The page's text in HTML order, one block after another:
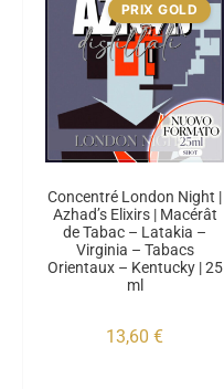
PRIX GOLD
Concentré London Night |
Azhad’s Elixirs | Macérât
de Tabac – Latakia –
Virginia – Tabacs
Orientaux – Kentucky | 25
ml
13,60 €